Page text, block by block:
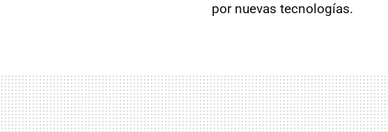
por nuevas tecnologías.